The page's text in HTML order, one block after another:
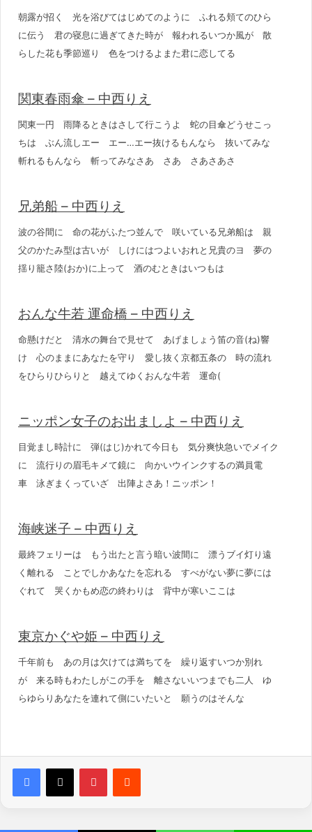
朝露が招く 光を浴びてはじめてのように ふれる頬てのひら
に伝う 君の寝息に過ぎてきた時が 報われるいつか風が 散
らした花も季節巡り 色をつけるよまた君に恋してる
関東春雨傘 – 中西りえ
関東一円 雨降るときはさして行こうよ 蛇の目傘どうせこっ
ちは ぶん流しエー エー…エー抜けるもんなら 抜いてみな
斬れるもんなら 斬ってみなさあ さあ さあさあさ
兄弟船 – 中西りえ
波の谷間に 命の花がふたつ並んで 咲いている兄弟船は 親
父のかたみ型は古いが しけにはつよいおれと兄貴のヨ 夢の
揺り籠さ陸(おか)に上って 酒のむときはいつもは
おんな牛若 運命橋 – 中西りえ
命懸けだと 清水の舞台で見せて あげましょう笛の音(ね)響
け 心のままにあなたを守り 愛し抜く京都五条の 時の流れ
をひらりひらりと 越えてゆくおんな牛若 運命(
ニッポン女子のお出ましよ – 中西りえ
目覚まし時計に 弾(はじ)かれて今日も 気分爽快急いでメイク
に 流行りの眉毛キメて鏡に 向かいウインクするの満員電
車 泳ぎまくっていざ 出陣よさあ！ニッポン！
海峡迷子 – 中西りえ
最終フェリーは もう出たと言う暗い波間に 漂うブイ灯り遠
く離れる ことでしかあなたを忘れる すべがない夢に夢には
ぐれて 哭くかもめ恋の終わりは 背中が寒いここは
東京かぐや姫 – 中西りえ
千年前も あの月は欠けては満ちてを 繰り返すいつか別れ
が 来る時もわたしがこの手を 離さないいつまでも二人 ゆ
らゆらりあなたを連れて側にいたいと 願うのはそんな
PinterestReddit